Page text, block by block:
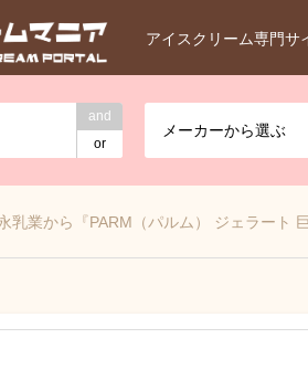
アイスクリーム専門サ
and
or
メーカーから選ぶ
乳業から『PARM（パルム） ジェラート